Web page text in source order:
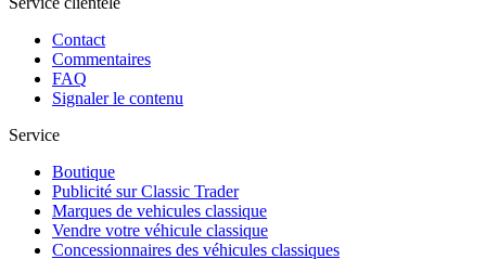
Contact
Commentaires
FAQ
Signaler le contenu
Service
Boutique
Publicité sur Classic Trader
Marques de vehicules classique
Vendre votre véhicule classique
Concessionnaires des véhicules classiques